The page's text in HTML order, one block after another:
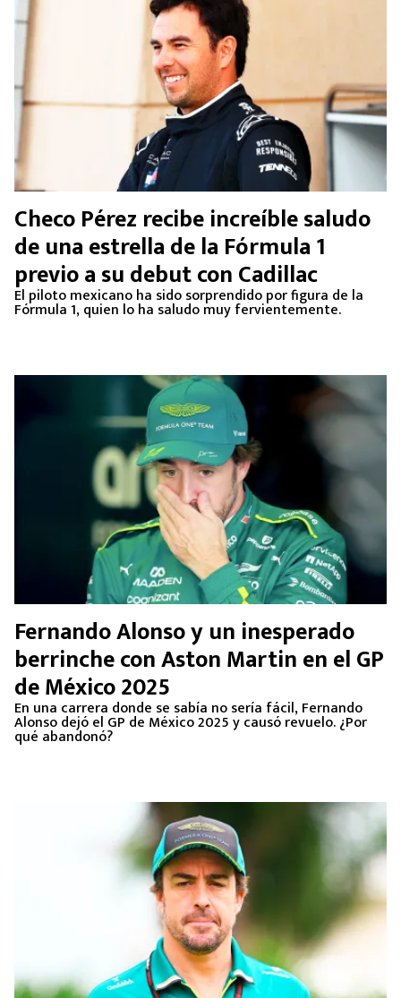
Checo Pérez recibe increíble saludo
de una estrella de la Fórmula 1
previo a su debut con Cadillac
El piloto mexicano ha sido sorprendido por figura de la
Fórmula 1, quien lo ha saludo muy fervientemente.
Fernando Alonso y un inesperado
berrinche con Aston Martin en el GP
de México 2025
En una carrera donde se sabía no sería fácil, Fernando
Alonso dejó el GP de México 2025 y causó revuelo. ¿Por
qué abandonó?